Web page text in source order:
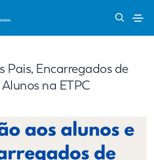
Pais, Encarregados de
na ETPC